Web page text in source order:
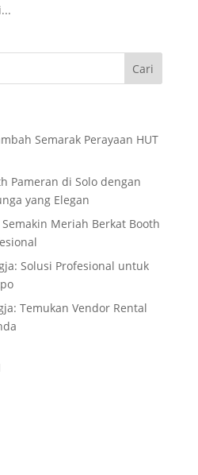
Semarak Perayaan HUT
Pameran di Solo dengan
yang Elegan
Meriah Berkat Booth
Solusi Profesional untuk
Temukan Vendor Rental